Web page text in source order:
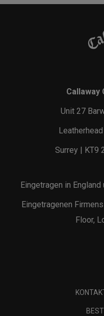
Callaway
Unit 27
Surrey | KT9
Eingetragen in
Eingetragenen
Floor,